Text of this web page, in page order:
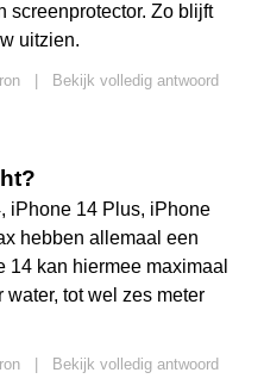
screenprotector. Zo blijft
uitzien.
Bekijk volledig antwoord
iPhone 14 Plus, iPhone
hebben allemaal een
14 kan hiermee maximaal
tot wel zes meter
Bekijk volledig antwoord